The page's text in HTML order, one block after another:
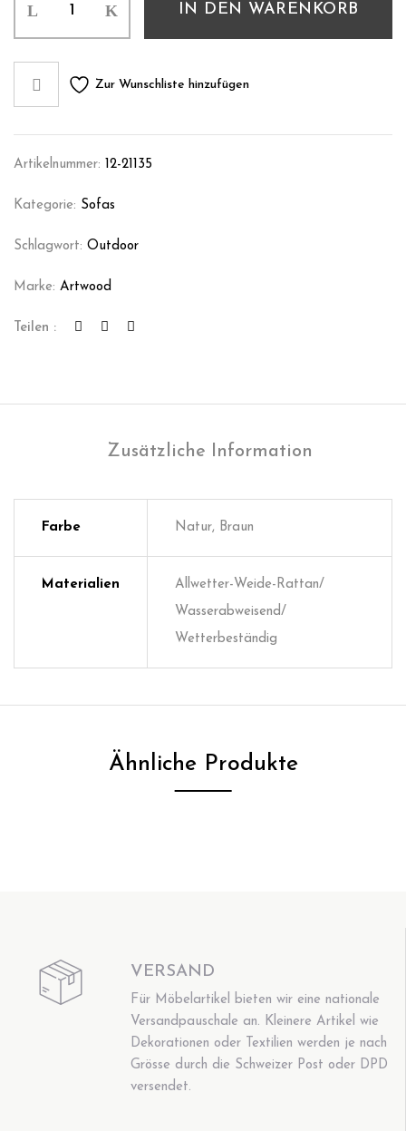
IN DEN WARENKORB
Zur Wunschliste hinzufügen
Artikelnummer: 12-21135
Kategorie: Sofas
Schlagwort: Outdoor
Marke: Artwood
Teilen :
Zusätzliche Information
Farbe Natur, Braun
Materialien
Allwetter-Weide-Rattan/
Wasserabweisend/
Wetterbeständig
Ähnliche Produkte
VERSAND
Für Möbelartikel bieten wir eine nationale
Versandpauschale an. Kleinere Artikel wie
Dekorationen oder Textilien werden je nach
Grösse durch die Schweizer Post oder DPD
versendet.